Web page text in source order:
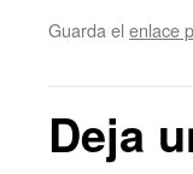
Guarda el enlace
Deja